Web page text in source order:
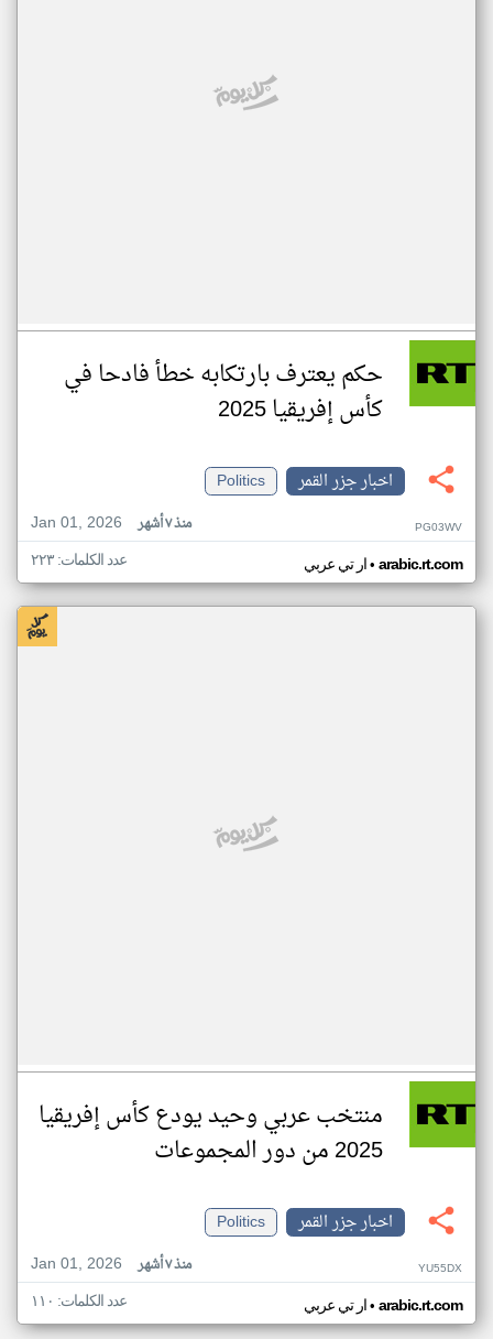
حكم يعترف بارتكابه خطأ فادحا في
كأس إفريقيا 2025
اخبار جزر القمر
Politics
Jan 01, 2026
منذ ٧ أشهر PG03WV
ار تي عربي• arabic.rt.com عدد الكلمات: ٢٢٣
منتخب عربي وحيد يودع كأس إفريقيا
2025 من دور المجموعات
اخبار جزر القمر
Politics
Jan 01, 2026
منذ ٧ أشهر YU55DX
ار تي عربي• arabic.rt.com عدد الكلمات: ١١٠